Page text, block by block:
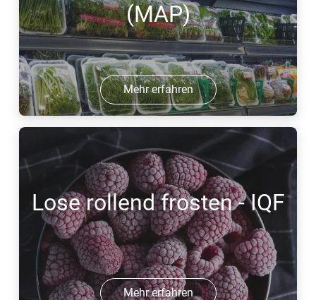
(MAP)
Mehr erfahren
Lose rollend frosten - IQF
Mehr erfahren